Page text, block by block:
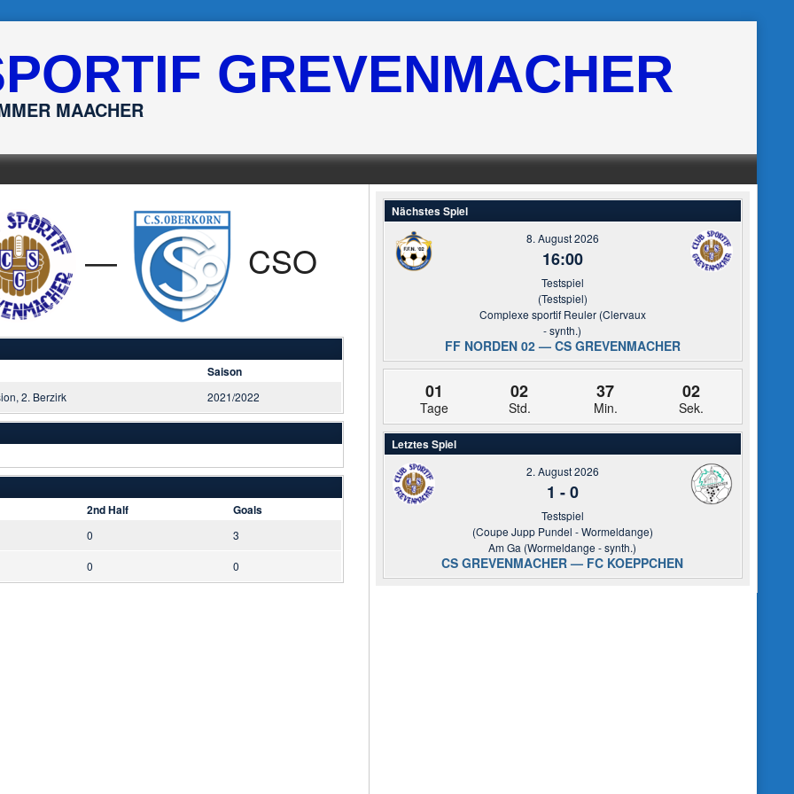
GREVENMACHER
MAACHER
— CSO
Saison
2. Berzirk 2021/2022
2nd Half Goals
0 3
0 0
Nächstes Spiel
8. August 2026
16:00
Testspiel
(Testspiel)
Complexe sportif Reuler (Clervaux
- synth.)
FF NORDEN 02 — CS GREVENMACHER
01
Tage
02
Std.
37
Min.
01
Sek.
Letztes Spiel
2. August 2026
1 -0
Testspiel
(Coupe Jupp Pundel - Wormeldange)
Am Ga (Wormeldange - synth.)
CS GREVENMACHER — FC KOEPPCHEN